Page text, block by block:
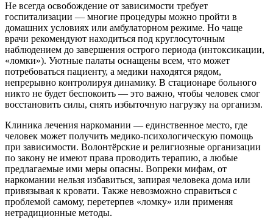
Не всегда освобождение от зависимости требует
госпитализации — многие процедуры можно пройти в
домашних условиях или амбулаторном режиме. Но чаще
врачи рекомендуют находиться под круглосуточным
наблюдением до завершения острого периода (интоксикации,
«ломки»). Уютные палаты оснащены всем, что может
потребоваться пациенту, а медики находятся рядом,
непрерывно контролируя динамику. В стационаре больного
никто не будет беспокоить — это важно, чтобы человек смог
восстановить силы, снять избыточную нагрузку на организм.
Клиника лечения наркомании — единственное место, где
человек может получить медико-психологическую помощь
при зависимости. Волонтёрские и религиозные организации
по закону не имеют права проводить терапию, а любые
предлагаемые ими меры опасны. Вопреки мифам, от
наркомании нельзя избавиться, запирая человека дома или
привязывая к кровати. Также невозможно справиться с
проблемой самому, перетерпев «ломку» или применяя
нетрадиционные методы.